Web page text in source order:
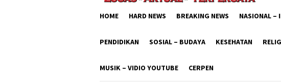
HOME HARD NEWS BREAKING NEWS NASIONAL –
PENDIDIKAN SOSIAL – BUDAYA KESEHATAN
MUSIK – VIDIO YOUTUBE CERPEN